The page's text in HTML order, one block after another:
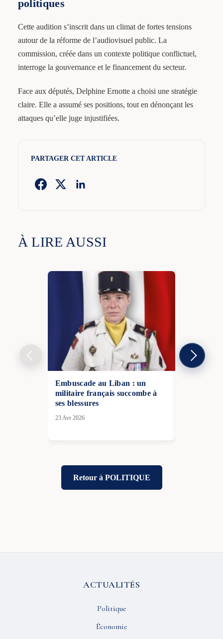
politiques
Cette audition s’inscrit dans un climat de fortes tensions
autour de la réforme de l’audiovisuel public. La
commission, créée dans un contexte politique conflictuel,
interroge la gouvernance et le financement du secteur.
Face aux députés, Delphine Ernotte a choisi une stratégie
claire. Elle a assumé ses positions, tout en dénonçant les
attaques qu’elle juge injustifiées.
PARTAGER CET ARTICLE
À LIRE AUSSI
Embuscade au Liban : un
militaire français succombe à
ses blessures
23 Avr 2026
Retour à POLITIQUE
ACTUALITÉS
Politique
Économie